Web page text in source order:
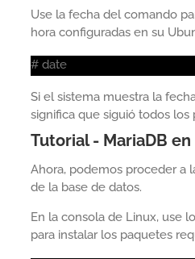
Use la fecha del comando
hora configuradas en su
# date
Si el sistema muestra la
significa que siguió todos los
Tutorial - MariaDB
Ahora, podemos proceder a
de la base de datos.
En la consola de Linux, use
para instalar los paquetes